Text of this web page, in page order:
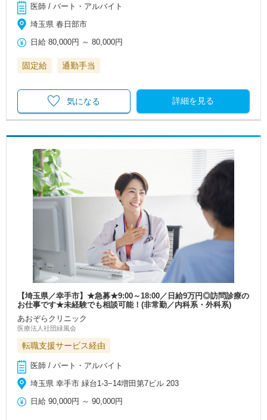
医師 / パート・アルバイト
埼玉県 春日部市
日給 80,000円 ～80,000円
固定給 通勤手当
詳細を見る
気になる
【埼玉県／幸手市】★急募★9:00～18:00／日給9万円◎訪問診療の
お仕事です★未経験でも相談可能！(非常勤／内科系・外科系)
あおぞらクリニック
医療法人社団緑風会
転職支援サービス経由
医師 / パート・アルバイト
埼玉県 幸手市 緑台1-3−14増田第7ビル 203
日給 90,000円 ～90,000円